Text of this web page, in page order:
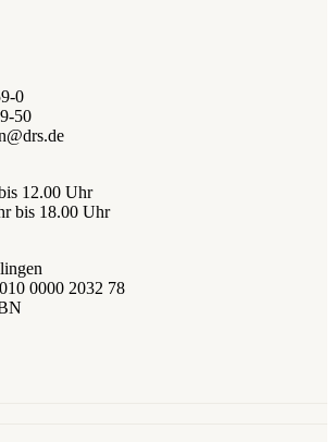
0
50
12.00 Uhr
bis 18.00 Uhr
0000 2032 78